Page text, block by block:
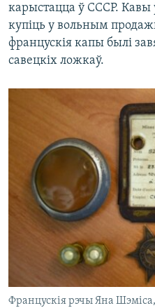
карыстацца ў СССР. Кавы
купіць у вольным
францускія капы былі
савецкіх ложкаў.
Францускія рэчы Яна Шэміса,